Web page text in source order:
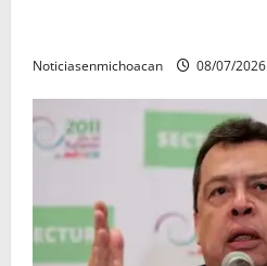
Noticiasenmichoacan 08/07/2026